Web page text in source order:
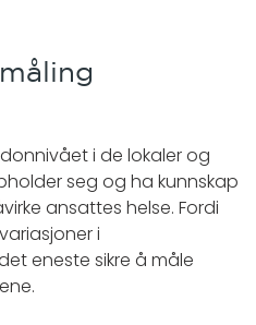
i de lokaler og
seg og ha kunnskap
ansattes helse. Fordi
i
eneste sikre å måle